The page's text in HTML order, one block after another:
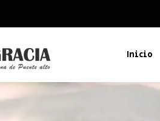
Inicio